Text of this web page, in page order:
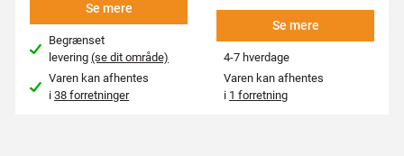
Se mere
Begrænset
levering(se dit område)
Varen kan afhentes
i38 forretninger
Se mere
4-7 hverdage
Varen kan afhentes
i 1 forretning